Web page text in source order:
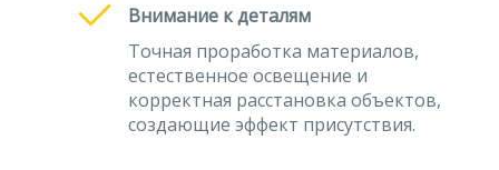
Внимание к деталям
Точная проработка материалов,
естественное освещение и
корректная расстановка объектов,
создающие эффект присутствия.